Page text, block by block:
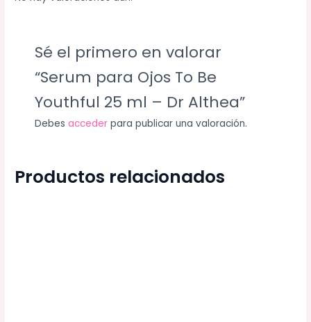
Sé el primero en valorar
“Serum para Ojos To Be
Youthful 25 ml – Dr Althea”
Debesacceder para publicar una valoración.
Productos relacionados